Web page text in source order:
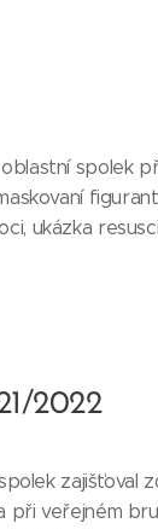
spolek
ukázka
2022
zajišťoval
při veřejném